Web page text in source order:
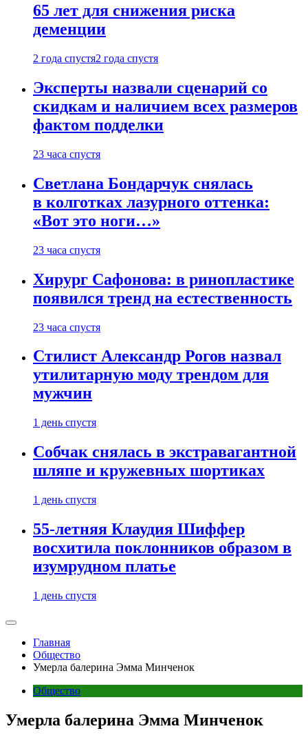
65 лет для снижения риска
деменции
2 года спустя2 года спустя
Эксперты назвали сценарий со
скидкам и наличием всех размеров
фактом подделки
23 часа спустя
Светлана Бондарчук снялась
в колготках лазурного оттенка:
«Вот это ноги…»
23 часа спустя
Хирург Сафонова: в ринопластике
появился тренд на естественность
23 часа спустя
Стилист Александр Рогов назвал
утилитарную моду трендом для
мужчин
1 день спустя
Собчак снялась в экстравагантной
шляпе и кружевных шортиках
1 день спустя
55-летняя Клаудия Шиффер
восхитила поклонников образом в
изумрудном платье
1 день спустя
Главная
Общество
Умерла балерина Эмма Минченок
Общество
Умерла балерина Эмма Минченок